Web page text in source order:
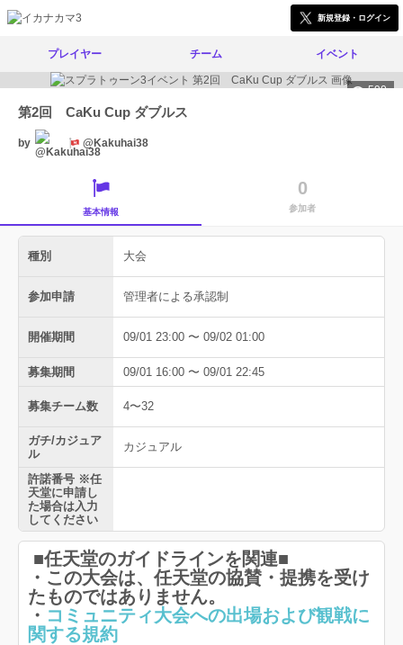
新規登録・ログイン
プレイヤー チーム イベント
590
第2回 CaKu Cup ダブルス
by @Kakuhai38
基本情報
0
参加者
種別 大会
参加申請 管理者による承認制
開催期間 09/01 23:00 〜 09/02 01:00
募集期間 09/01 16:00 〜 09/01 22:45
募集チーム数 4〜32
ガチ/カジュア
ル
カジュアル
許諾番号 ※任
天堂に申請し
た場合は入力
してください
■任天堂のガイドラインを関連■
・この大会は、任天堂の協賛・提携を受け
たものではありません。
・ コミュニティ大会への出場および観戦に
関する規約